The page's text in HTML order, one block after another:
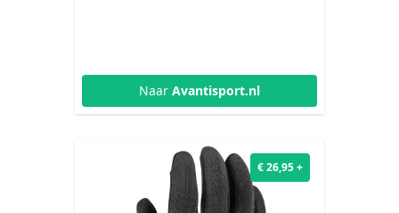
Naar Avantisport.nl
€ 26,95 +